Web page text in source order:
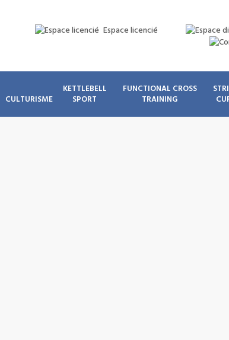
Espace licencié
CULTURISME
KETTLEBELL
SPORT
FUNCTIONAL CROSS
TRAINING